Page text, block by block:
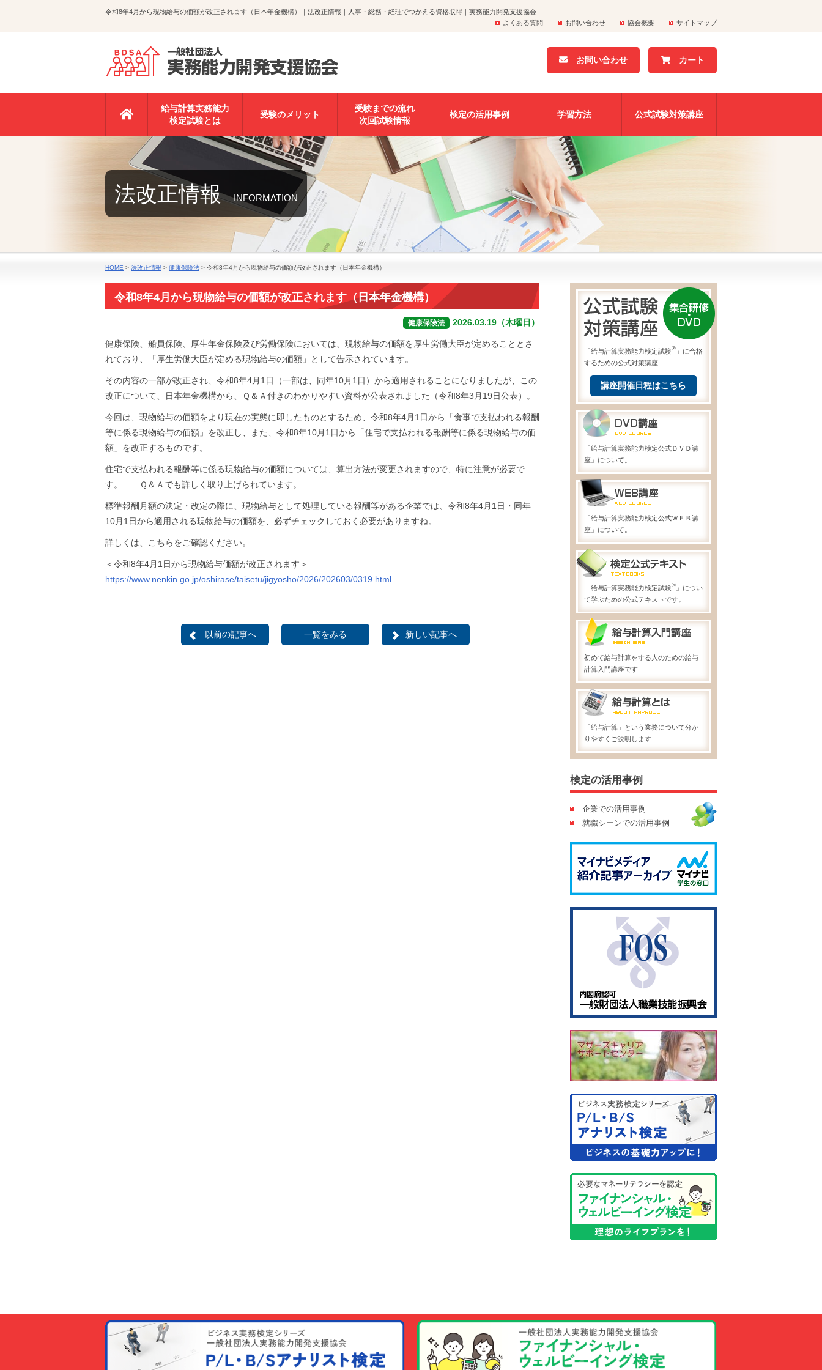
令和8年4月から現物給与の価額が改正されます（日本年金機構）｜法改正情報｜人事・総務・経理でつかえる資格取得｜実務能力開発支援協会
よくある質問
お問い合わせ 協会概要 サイトマップ
お問い合わせ カート
給与計算実務能力
検定試験とは
受験のメリット
受験までの流れ
次回試験情報
検定の活用事例 学習方法 公式試験対策講座
法改正情報 INFORMATION
HOME > 法改正情報 > 健康保険法 > 令和8年4月から現物給与の価額が改正されます（日本年金機構）
令和8年4月から現物給与の価額が改正されます（日本年金機構）
健康保険法 2026.03.19（木曜日）
健康保険、船員保険、厚生年金保険及び労働保険においては、現物給与の価額を厚生労働大臣が定めることとさ
れており、「厚生労働大臣が定める現物給与の価額」として告示されています。
その内容の一部が改正され、令和8年4月1日（一部は、同年10月1日）から適用されることになりましたが、この
改正について、日本年金機構から、Ｑ＆Ａ付きのわかりやすい資料が公表されました（令和8年3月19日公表）。
今回は、現物給与の価額をより現在の実態に即したものとするため、令和8年4月1日から「食事で支払われる報酬
等に係る現物給与の価額」を改正し、また、令和8年10月1日から「住宅で支払われる報酬等に係る現物給与の価
額」を改正するものです。
住宅で支払われる報酬等に係る現物給与の価額については、算出方法が変更されますので、特に注意が必要で
す。……Ｑ＆Ａでも詳しく取り上げられています。
標準報酬月額の決定・改定の際に、現物給与として処理している報酬等がある企業では、令和8年4月1日・同年
10月1日から適用される現物給与の価額を、必ずチェックしておく必要がありますね。
詳しくは、こちらをご確認ください。
＜令和8年4月1日から現物給与価額が改正されます＞
https://www.nenkin.go.jp/oshirase/taisetu/jigyosho/2026/202603/0319.html
以前の記事へ 一覧をみる 新しい記事へ
「給与計算実務能力検定試験® 」に合格
するための公式対策講座
講座開催日程はこちら
「給与計算実務能力検定公式ＤＶＤ講
座」について。
「給与計算実務能力検定公式ＷＥＢ講
座」について。
「給与計算実務能力検定試験® 」につい
て学ぶための公式テキストです。
初めて給与計算をする人のための給与
計算入門講座です
「給与計算」という業務について分か
りやすくご説明します
検定の活用事例
企業での活用事例
就職シーンでの活用事例